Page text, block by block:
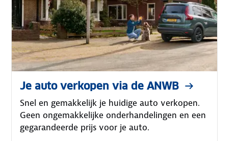
Je auto verkopen via de ANWB
Snel en gemakkelijk je huidige auto verkopen.
Geen ongemakkelijke onderhandelingen en een
gegarandeerde prijs voor je auto.